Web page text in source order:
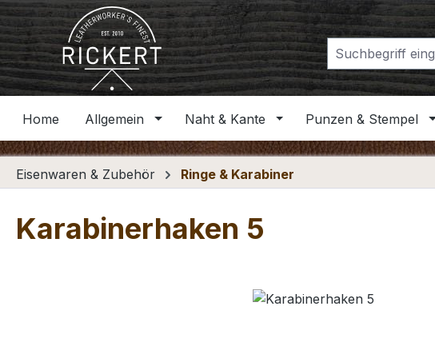
Hauptinhalt springen
Zur Suche springen
Zur Hauptnavigation springen
Home Allgemein Naht & Kante Punzen & Stempel
Eisenwaren & Zubehör Ringe & Karabiner
Karabinerhaken 5